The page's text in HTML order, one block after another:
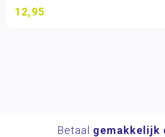
12,95
Betaal gemakkelijk